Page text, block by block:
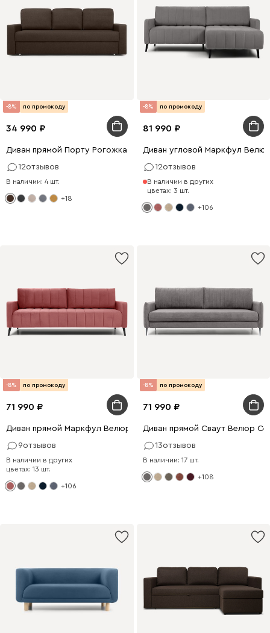
-8% по промокоду
34 990
Диван прямой Порту Рогожка Коричневый
12отзывов
В наличии: 4 шт.
+18
-8% по промокоду
81 990
Диван угловой Маркфул
12отзывов
В наличии в других
цветах: 3 шт.
+106
-8% по промокоду
71 990
Диван прямой Маркфул Велюр Розовый
9отзывов
В наличии в других
цветах: 13 шт.
+106
-8% по промокоду
71 990
Диван прямой Сваут Велюр
13отзывов
В наличии: 17 шт.
+108